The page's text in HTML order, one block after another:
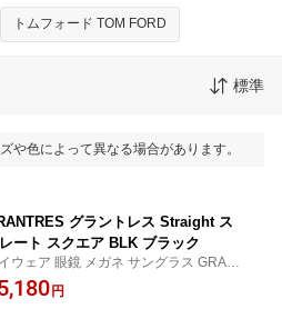
トムフォード TOM FORD
標準
や色によって異なる場合があります。
グラントレス Straight ス
レート スクエア BLK ブラック
ウェア 眼鏡 メガネ サングラス GRANT
グラントレス タキロンローランド ロ
スタージャパン
円